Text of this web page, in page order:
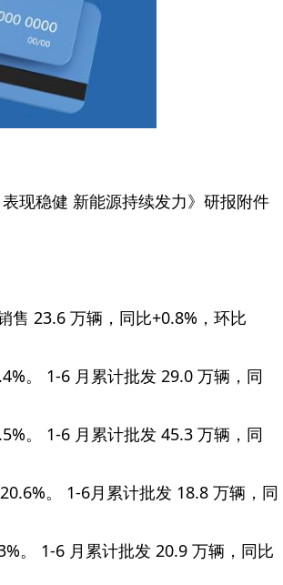
现稳健 新能源持续发力》研报附件
售 23.6 万辆，同比+0.8%，环比
。 1-6 月累计批发 29.0 万辆，同
。 1-6 月累计批发 45.3 万辆，同
。 1-6月累计批发 18.8 万辆，同
。 1-6 月累计批发 20.9 万辆，同比